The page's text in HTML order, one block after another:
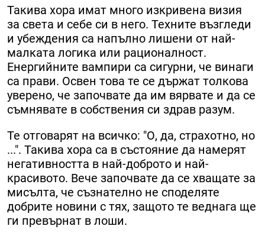
Такива хора имат много изкривена визия
за света и себе си в него. Техните възгледи
и убеждения са напълно лишени от най-
малката логика или рационалност.
Енергийните вампири са сигурни, че винаги
са прави. Освен това те се държат толкова
уверено, че започвате да им вярвате и да се
съмнявате в собствения си здрав разум.
Те отговарят на всичко: "О, да, страхотно, но
...". Такива хора са в състояние да намерят
негативността в най-доброто и най-
красивото. Вече започвате да се хващате за
мисълта, че съзнателно не споделяте
добрите новини с тях, защото те веднага ще
ги превърнат в лоши.